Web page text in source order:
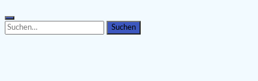
Search
for:
Search